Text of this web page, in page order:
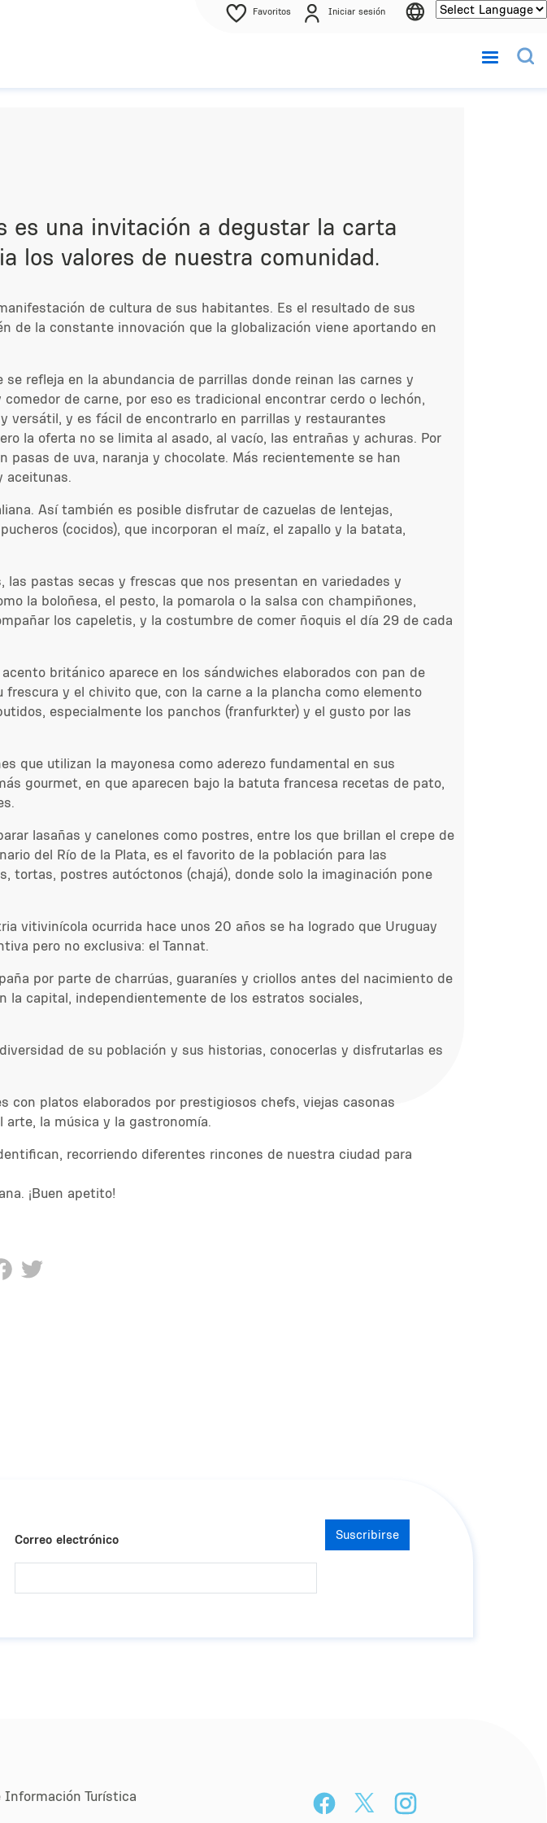
Favoritos Iniciar sesión
es una invitación a degustar la carta
los valores de nuestra comunidad.
de cultura de sus habitantes. Es el resultado de sus
de la constante innovación que la globalización viene aportando en
refleja en la abundancia de parrillas donde reinan las carnes y
de carne, por eso es tradicional encontrar cerdo o lechón,
versátil, y es fácil de encontrarlo en parrillas y restaurantes
la oferta no se limita al asado, al vacío, las entrañas y achuras. Por
pasas de uva, naranja y chocolate. Más recientemente se han
aceitunas.
Así también es posible disfrutar de cazuelas de lentejas,
(cocidos), que incorporan el maíz, el zapallo y la batata,
las pastas secas y frescas que nos presentan en variedades y
la boloñesa, el pesto, la pomarola o la salsa con champiñones,
los capeletis, y la costumbre de comer ñoquis el día 29 de cada
británico aparece en los sándwiches elaborados con pan de
y el chivito que, con la carne a la plancha como elemento
especialmente los panchos (franfurkter) y el gusto por las
que utilizan la mayonesa como aderezo fundamental en sus
gourmet, en que aparecen bajo la batuta francesa recetas de pato,
lasañas y canelones como postres, entre los que brillan el crepe de
del Río de la Plata, es el favorito de la población para las
tortas, postres autóctonos (chajá), donde solo la imaginación pone
vitivinícola ocurrida hace unos 20 años se ha logrado que Uruguay
pero no exclusiva: el Tannat.
por parte de charrúas, guaraníes y criollos antes del nacimiento de
la capital, independientemente de los estratos sociales,
de su población y sus historias, conocerlas y disfrutarlas es
con platos elaborados por prestigiosos chefs, viejas casonas
la música y la gastronomía.
recorriendo diferentes rincones de nuestra ciudad para
¡Buen apetito!
Correo electrónico Suscribirse
Información Turística